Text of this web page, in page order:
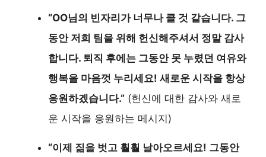
“OO님의 빈자리가 너무나 클 것 같습니다. 그
동안 저희 팀을 위해 헌신해주셔서 정말 감사
합니다. 퇴직 후에는 그동안 못 누렸던 여유와
행복을 마음껏 누리세요! 새로운 시작을 항상
응원하겠습니다.” (헌신에 대한 감사와 새로
운 시작을 응원하는 메시지)
“이제 짊을 벗고 훨훨 날아오르세요! 그동안